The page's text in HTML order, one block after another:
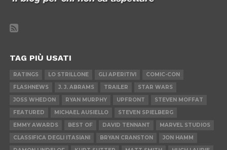
TAG PIÙ USATI
RATINGS LO STRILLONE GLI APERITIVI
COMIC-CON
FLASHNEWS
J. J. ABRAMS TRAILER
STAR WARS
JOSS WHEDON
RYAN MURPHY UPFRONT
STEVEN MOFFAT
FEATURED
MICHAEL AUSIELLO
STEVEN SPIELBERG
EMMY AWARDS
BEST OF DAVID TENNANT
MARVEL STUDIOS
CLASSIFICA DEGLI ITASIANI
BRYAN CRANSTON
JON HAMM